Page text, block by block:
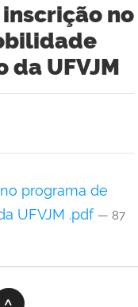
no
UFVJM
programa de
UFVJM .pdf — 87